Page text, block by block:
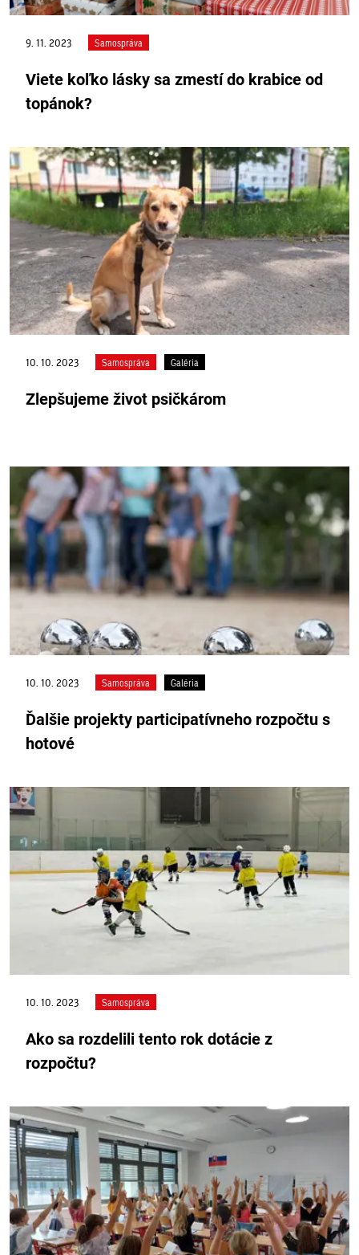
9. 11. 2023 Samospráva
Viete koľko lásky sa zmestí do krabice od
topánok?
10. 10. 2023 Samospráva Galéria
Zlepšujeme život psičkárom
10. 10. 2023 Samospráva Galéria
Ďalšie projekty participatívneho rozpočtu s
hotové
10. 10. 2023 Samospráva
Ako sa rozdelili tento rok dotácie z
rozpočtu?